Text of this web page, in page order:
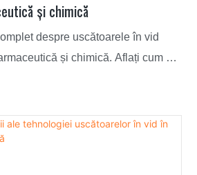
și chimică
despre uscătoarele în vid
și chimică. Aflați cum să
delicate și sensibile la